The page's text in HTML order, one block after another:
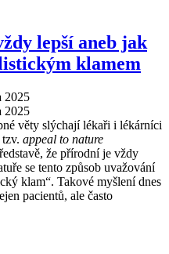
lepší aneb jak
klamem
2025
2025
věty slýchají lékaři i lékárníci
appeal to nature
že přírodní je vždy
se tento způsob uvažování
klam“. Takové myšlení dnes
pacientů, ale často